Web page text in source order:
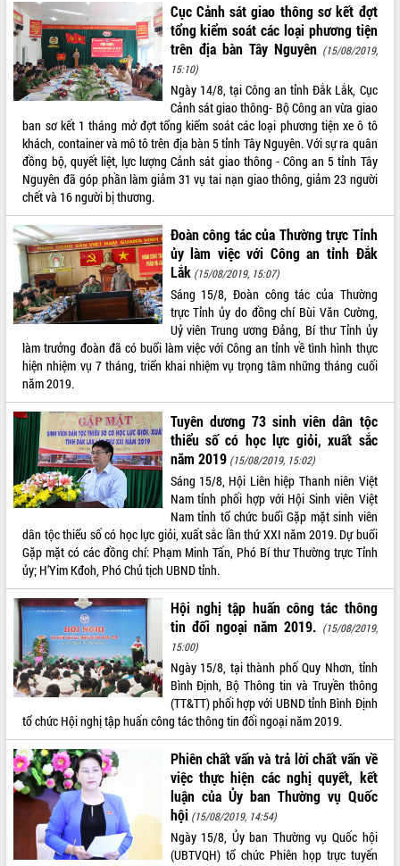
Đắk Lắk sơ kết 4 năm triển khai thực
hiện Đề án 06 của Chính phủ
Họp báo thông tin về Hội nghị Công bố
Quy hoạch và Xúc tiến đầu tư tỉnh Đắk
Lắk
Khơi thông điểm nghẽn, đẩy nhanh
giải ngân vốn khắc phục thiên tai
HĐND tỉnh thông qua điều chỉnh Quy
hoạch tỉnh thời kỳ 2021-2030
Hội thảo góp ý hồ sơ điều chỉnh quy
hoạch tỉnh Đắk Lắk thời kỳ 2021-2030,
tầm nhìn đến năm 2050
Nâng cao hiệu quả hoạt động của các
doanh nghiệp nhà nước
Hội nghị triển khai kết nối mạng
truyền số liệu chuyên dùng phục vụ cơ
quan Đảng, Nhà nước
Lễ phát động chuỗi hoạt động chung
tay làm sạch môi trường
Xã Ea Kar bước chuyển mình trong
công tác cải cách hành chính mô hình
mới
UBND tỉnh họp báo định kỳ tháng 4
năm 2026
Hội thảo khoa học “Giải pháp thúc đẩy
phát triển nền kinh tế xanh tại tỉnh
Tăng cường giám sát, đôn đốc thực
hiện nhiệm vụ quản lý tài sản công
hàng tuần
Tháo gỡ những vướng mắc, đẩy mạnh
công tác cải cách thủ tục hành chính
tại Trung tâm Phục vụ hành chính
công tỉnh
Đắk Lắk: Tôn vinh 46 giải pháp tại Hội
thi Sáng tạo Kỹ thuật 2024 - 2025
Đắk Lắk rà soát, điều chỉnh Đề án 190
về phát triển nuôi trồng thủy sản
Phó Chủ tịch UBND tỉnh Đắk Lắk
Trương Công Thái kiểm tra thực địa
Dự án cao tốc Khánh Hòa - Buôn Ma
Thuột
Định vị cà phê Việt Nam như một “di
sản sống” trong dòng chảy toàn cầu
Cục Cảnh sát giao thông sơ kết đợt
tổng kiểm soát các loại phương tiện
trên địa bàn Tây Nguyên (15/08/2019,
15:10)
Ngày 14/8, tại Công an tỉnh Đắk Lắk, Cục
Cảnh sát giao thông- Bộ Công an vừa giao
ban sơ kết 1 tháng mở đợt tổng kiểm soát các loại phương tiện xe ô tô
khách, container và mô tô trên địa bàn 5 tỉnh Tây Nguyên. Với sự ra quân
đồng bộ, quyết liệt, lực lượng Cảnh sát giao thông - Công an 5 tỉnh Tây
Nguyên đã góp phần làm giảm 31 vụ tai nạn giao thông, giảm 23 người
chết và 16 người bị thương.
Đoàn công tác của Thường trực Tỉnh
ủy làm việc với Công an tỉnh Đắk
Lắk (15/08/2019, 15:07)
Sáng 15/8, Đoàn công tác của Thường
trực Tỉnh ủy do đồng chí Bùi Văn Cường,
Uỷ viên Trung ương Đảng, Bí thư Tỉnh ủy
làm trưởng đoàn đã có buổi làm việc với Công an tỉnh về tình hình thực
hiện nhiệm vụ 7 tháng, triển khai nhiệm vụ trọng tâm những tháng cuối
năm 2019.
Tuyên dương 73 sinh viên dân tộc
thiểu số có học lực giỏi, xuất sắc
năm 2019 (15/08/2019, 15:02)
Sáng 15/8, Hội Liên hiệp Thanh niên Việt
Nam tỉnh phối hợp với Hội Sinh viên Việt
Nam tỉnh tổ chức buổi Gặp mặt sinh viên
dân tộc thiểu số có học lực giỏi, xuất sắc lần thứ XXI năm 2019. Dự buổi
Gặp mặt có các đồng chí: Phạm Minh Tấn, Phó Bí thư Thường trực Tỉnh
ủy; H’Yim Kđoh, Phó Chủ tịch UBND tỉnh.
Hội nghị tập huấn công tác thông
tin đối ngoại năm 2019. (15/08/2019,
15:00)
Ngày 15/8, tại thành phố Quy Nhơn, tỉnh
Bình Định, Bộ Thông tin và Truyền thông
(TT&TT) phối hợp với UBND tỉnh Bình Định
tổ chức Hội nghị tập huấn công tác thông tin đối ngoại năm 2019.
Phiên chất vấn và trả lời chất vấn về
việc thực hiện các nghị quyết, kết
luận của Ủy ban Thường vụ Quốc
hội (15/08/2019, 14:54)
Ngày 15/8, Ủy ban Thường vụ Quốc hội
(UBTVQH) tổ chức Phiên họp trực tuyến